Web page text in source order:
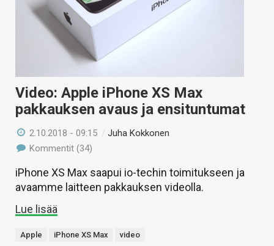
Video: Apple iPhone XS Max
pakkauksen avaus ja ensituntumat
2.10.2018 - 09:15 /Juha Kokkonen
Kommentit (34)
iPhone XS Max saapui io-techin toimitukseen ja
avaamme laitteen pakkauksen videolla.
Lue lisää
Apple iPhone XS Max video